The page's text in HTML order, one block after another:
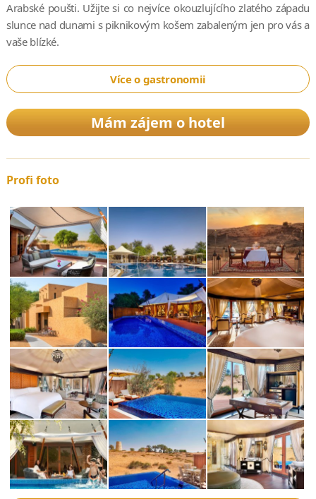
Arabské poušti. Užijte si co nejvíce okouzlujícího zlatého západu
slunce nad dunami s piknikovým košem zabaleným jen pro vás a
vaše blízké.
Více o gastronomii
Mám zájem o hotel
Profi foto